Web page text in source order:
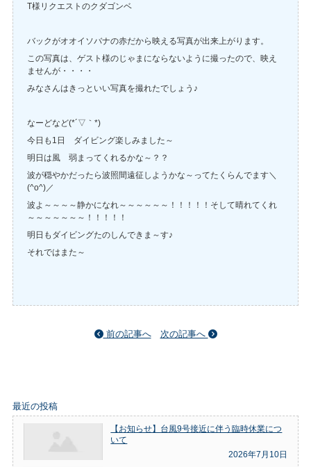
T様リクエストのクダゴンベ
バックがオオイソバナの赤だから映える写真が出来上がります。
この写真は、ゲスト様のじゃまにならないように撮ったので、映え
ませんが・・・・
みなさんはきっといい写真を撮れたでしょう♪
なーどなど(*´▽｀*)
今日も1日 ダイビング楽しみました～
明日は風 弱まってくれるかな～？？
波が穏やかだったら波照間遠征しようかな～ってたくらんでます＼
(^o^)／
波よ～～～～静かになれ～～～～～～！！！！！そして晴れてくれ
～～～～～～～！！！！！
明日もダイビングたのしんできま～す♪
それではまた～
前の記事へ 次の記事へ
最近の投稿
【お知らせ】台風9号接近に伴う臨時休業につ
いて
2026年7月10日